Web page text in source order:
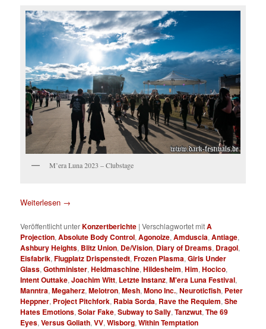
M’era Luna 2023 – Clubstage
Weiterlesen →
Veröffentlicht unterKonzertberichte |Verschlagwortet mitA
Projection,Absolute Body Control,Agonoize,Amduscia,Antiage,
Ashbury Heights, Blitz Union, De/Vision, Diary of Dreams, Dragol,
Eisfabrik,Flugplatz Drispenstedt,Frozen Plasma,Girls Under
Glass,Gothminister,Heldmaschine,Hildesheim,Him,Hocico,
Intent Outtake,Joachim Witt, Letzte Instanz,M'era Luna Festival,
Manntra,Megaherz,Melotron,Mesh,Mono Inc.,Neuroticfish, Peter
Heppner, Project Pitchfork, Rabia Sorda, Rave the Requiem,She
Hates Emotions,Solar Fake,Subway to Sally,Tanzwut,The 69
Eyes,Versus Goliath,VV,Wisborg,Within Temptation